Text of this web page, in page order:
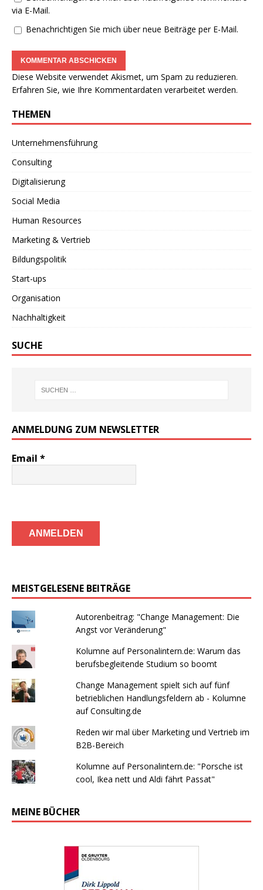
via E-Mail.
Benachrichtigen Sie mich über neue Beiträge per E-Mail.
Diese Website verwendet Akismet, um Spam zu reduzieren.
Erfahren Sie, wie Ihre Kommentardaten verarbeitet werden.
THEMEN
Unternehmensführung
Consulting
Digitalisierung
Social Media
Human Resources
Marketing & Vertrieb
Bildungspolitik
Start-ups
Organisation
Nachhaltigkeit
SUCHE
ANMELDUNG ZUM NEWSLETTER
Email *
MEISTGELESENE BEITRÄGE
Autorenbeitrag: "Change Management: Die
Angst vor Veränderung"
Kolumne auf Personalintern.de: Warum das
berufsbegleitende Studium so boomt
Change Management spielt sich auf fünf
betrieblichen Handlungsfeldern ab - Kolumne
auf Consulting.de
Reden wir mal über Marketing und Vertrieb im
B2B-Bereich
Kolumne auf Personalintern.de: "Porsche ist
cool, Ikea nett und Aldi fährt Passat"
MEINE BÜCHER